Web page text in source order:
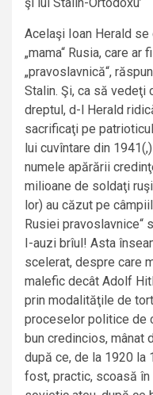
şi lui Stalin-Ortodoxu’
Acelaşi Ioan Herald
„mama“ Rusia, care ar
„pravoslavnică“,
Stalin. Şi, ca să vedeţi
dreptul, d-l Herald
sacrificaţi pe
lui cuvîntare din
numele apărării
milioane de soldaţi
lor) au căzut pe
Rusiei pravoslavnice“
I-auzi brîul! Asta
scelerat, despre care
malefic decât Adolf
prin modalităţile de
proceselor politice de
bun credincios, mânat
după ce, de la 1920 la
fost, practic, scoasă